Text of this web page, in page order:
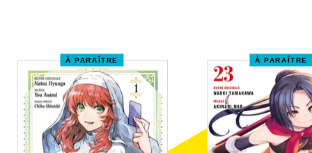
À PARAÎTRE À PARAÎTRE